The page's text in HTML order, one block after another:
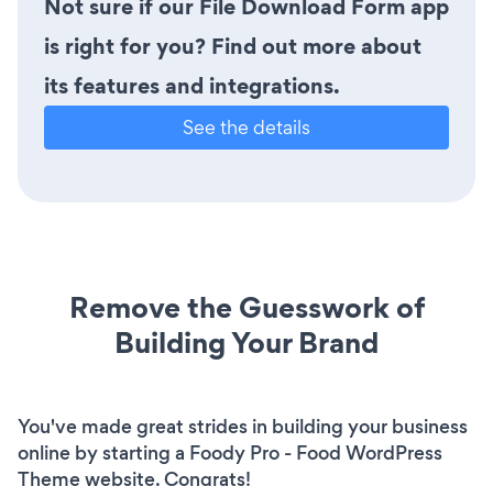
Not sure if our File Download Form app
is right for you? Find out more about
its features and integrations.
See the details
Remove the Guesswork of
Building Your Brand
You've made great strides in building your business
online by starting a Foody Pro - Food WordPress
Theme website. Congrats!